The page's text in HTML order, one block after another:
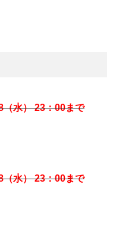
水） 23：00まで
水） 23：00まで